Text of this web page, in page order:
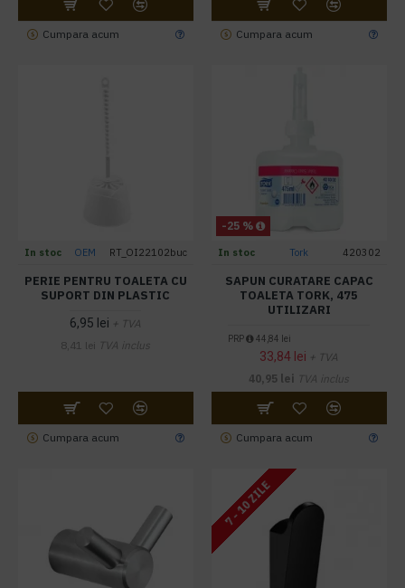
Cumpara acum Cumpara acum
In stoc OEM RT_OI22102buc
PERIE PENTRU TOALETA CU
SUPORT DIN PLASTIC
6,95 lei + TVA
8,41 lei TVA inclus
Cumpara acum
-25 %
In stoc Tork 420302
SAPUN CURATARE CAPAC
TOALETA TORK, 475
UTILIZARI
PRP 44,84 lei
33,84 lei + TVA
40,95 lei TVA inclus
Cumpara acum
7 - 10 ZILE